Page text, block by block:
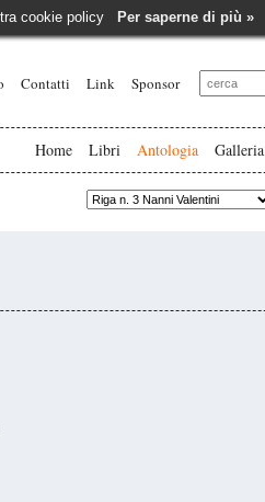
cookie policy Per saperne di più »
Contatti Link Sponsor
Home Libri Antologia Galleria